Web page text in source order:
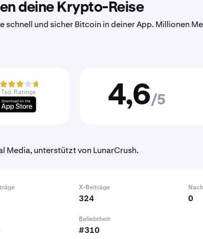
deine Krypto-Reise
schnell und sicher Bitcoin in deiner App. Millionen
Ratings 4,6/5
Media, unterstützt von LunarCrush.
X-Beiträge
324 0
Beliebtheit
#310